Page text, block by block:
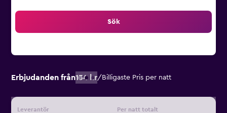
Sök
Erbjudanden från134 kr/ Billigaste Pris per natt
Leverantör Per natt totalt